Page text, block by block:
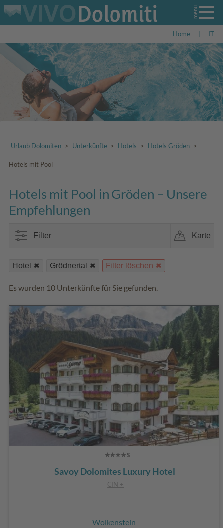
Home IT
Urlaub Dolomiten > Unterkünfte > Hotels > Hotels Gröden >
Hotels mit Pool
Hotels mit Pool in Gröden – Unsere
Empfehlungen
Filter Karte
Hotel Grödnertal Filter löschen
Es wurden 10 Unterkünfte für Sie gefunden.
Savoy Dolomites Luxury Hotel
CIN +
Wolkenstein